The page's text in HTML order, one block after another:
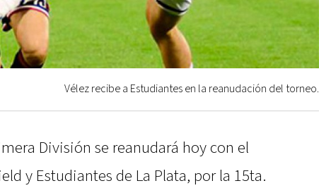
Vélez recibe a Estudiantes en la reanudación del torneo.
División se reanudará hoy con el
y Estudiantes de La Plata, por la 15ta.